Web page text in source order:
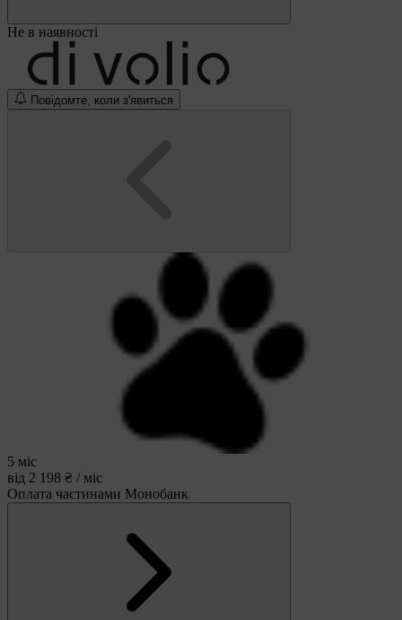
Не в наявності
Повідомте, коли з'явиться
5 міс
від 2 198 ₴ / міс
Оплата частинами Монобанк